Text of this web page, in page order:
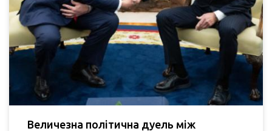
Величезна політична дуель між